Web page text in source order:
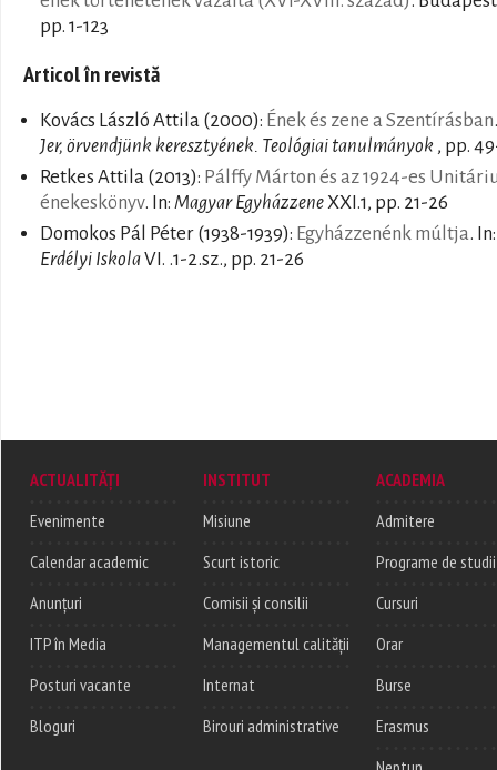
pp. 1-123
Articol în revistă
Kovács László Attila (2000): Ének és zene a Szentírásban
Jer, örvendjünk keresztyének. Teológiai tanulmányok , pp.
Retkes Attila (2013): Pálffy Márton és az 1924-es
énekeskönyv. In: Magyar EgyházzeneXXI.1, pp. 21-26
Domokos Pál Péter (1938-1939): Egyházzenénk múltja. In:
Erdélyi IskolaVI. .1-2.sz., pp. 21-26
ACTUALITĂȚI
Evenimente
Calendar academic
Anunțuri
ITP în Media
Posturi vacante
Bloguri
INSTITUT
Misiune
Scurt istoric
Comisii și consilii
Managementul calității
Internat
Birouri administrative
ACADEMIA
Admitere
Programe de studii
Cursuri
Orar
Burse
Erasmus